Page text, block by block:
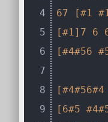
4
5
6
7
8
9
67
[#1
[#1] 7 6
[#4#56
[6#5